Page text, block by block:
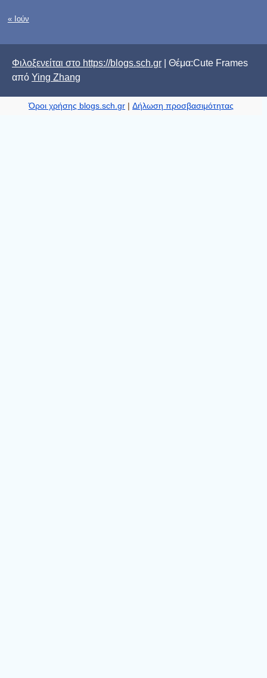
« Ιούν
Φιλοξενείται στο https://blogs.sch.gr | Θέμα:Cute Frames
από Ying Zhang
Όροι χρήσης blogs.sch.gr |Δήλωση προσβασιμότητας